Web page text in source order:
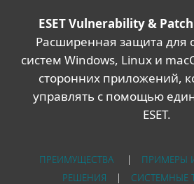
ESET Vulnerability &
Расширенная защита для
систем Windows, Linux и
сторонних приложений,
управлять с помощью
ESET.
ПРЕИМУЩЕСТВА
ПРИМЕРЫ
РЕШЕНИЯ
СИСТЕМНЫЕ